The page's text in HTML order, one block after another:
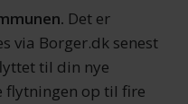
Det er
via Borger.dk senest
til din nye
flytningen op til fire